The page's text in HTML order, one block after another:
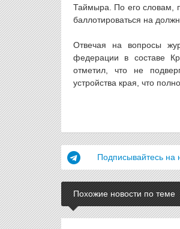
Таймыра. По его словам,
баллотироваться на
Отвечая на вопросы
федерации в составе
отметил, что не
устройства края, что
Подписывайтесь на
Похожие новости по теме